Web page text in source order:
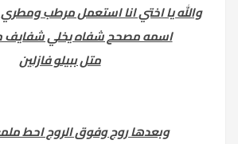
والله يا اختي انا استعمل مرطب
اسمه مصحح شفاه يخلي شفايف
متل ببيلو فازلين
وبعدها روج وفوق الروج احط